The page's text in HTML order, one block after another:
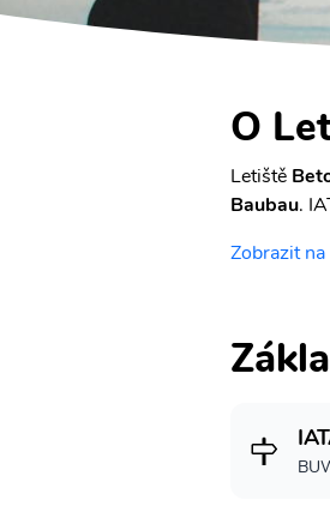
O
Letiště
Baubau.
Zobrazit na